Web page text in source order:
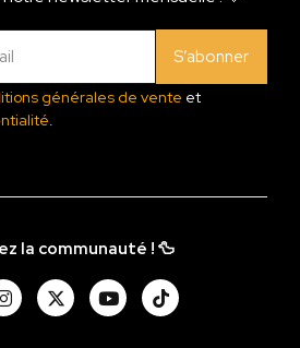
S’abonner
générales de vente et
.
la communauté ! 🦆